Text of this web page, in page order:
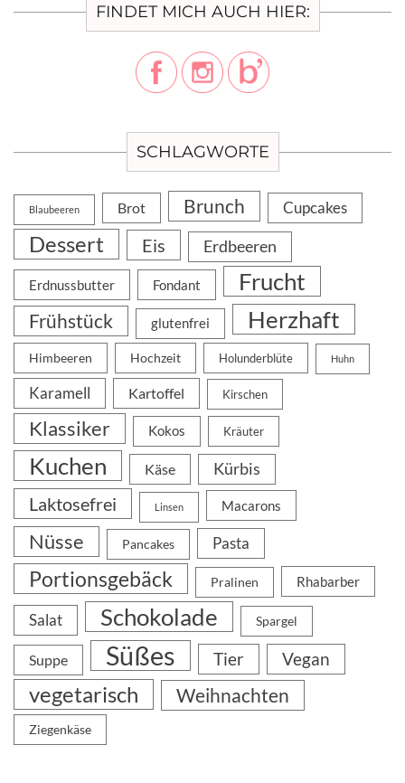
FINDET MICH AUCH HIER:
SCHLAGWORTE
Blaubeeren Brot Brunch Cupcakes
Dessert Eis Erdbeeren
Erdnussbutter Fondant Frucht
Frühstück glutenfrei Herzhaft
Himbeeren Hochzeit Holunderblüte Huhn
Karamell Kartoffel Kirschen
Klassiker Kokos Kräuter
Kuchen Käse Kürbis
Laktosefrei Linsen Macarons
Nüsse Pancakes Pasta
Portionsgebäck Pralinen Rhabarber
Salat Schokolade Spargel
Suppe Süßes Tier Vegan
vegetarisch Weihnachten
Ziegenkäse